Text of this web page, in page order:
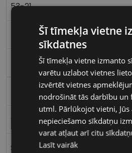
53-21
havana
Plastmasa
Stūrains
Sievietēm
Šī tīmekļa vietne
sīkdatnes
Šī tīmekļa vietne izmanto
varētu uzlabot vietnes
izvērtēt vietnes
nodrošināt tās darbību un
utml. Pārlūkojot vietni, Jūs
nepieciešamo sīkdatņu
varat atļaut arī citu
Lasīt vairāk